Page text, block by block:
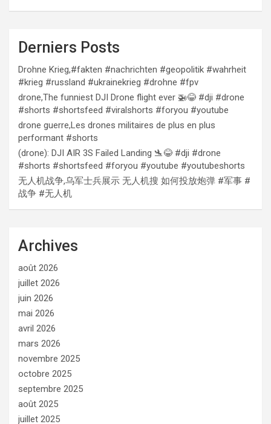
Derniers Posts
Drohne Krieg,#fakten #nachrichten #geopolitik #wahrheit
#krieg #russland #ukrainekrieg #drohne #fpv
drone,The funniest DJI Drone flight ever 🚁😂 #dji #drone
#shorts #shortsfeed #viralshorts #foryou #youtube
drone guerre,Les drones militaires de plus en plus
performant #shorts
(drone): DJI AIR 3S Failed Landing 🛬😂 #dji #drone
#shorts #shortsfeed #foryou #youtube #youtubeshorts
无人机战争,乌军士兵展示 无人机搜 如何投放炮弹 #军事 #
战争 #无人机
Archives
août 2026
juillet 2026
juin 2026
mai 2026
avril 2026
mars 2026
novembre 2025
octobre 2025
septembre 2025
août 2025
juillet 2025